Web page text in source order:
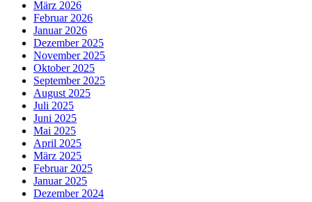
März 2026
Februar 2026
Januar 2026
Dezember 2025
November 2025
Oktober 2025
September 2025
August 2025
Juli 2025
Juni 2025
Mai 2025
April 2025
März 2025
Februar 2025
Januar 2025
Dezember 2024